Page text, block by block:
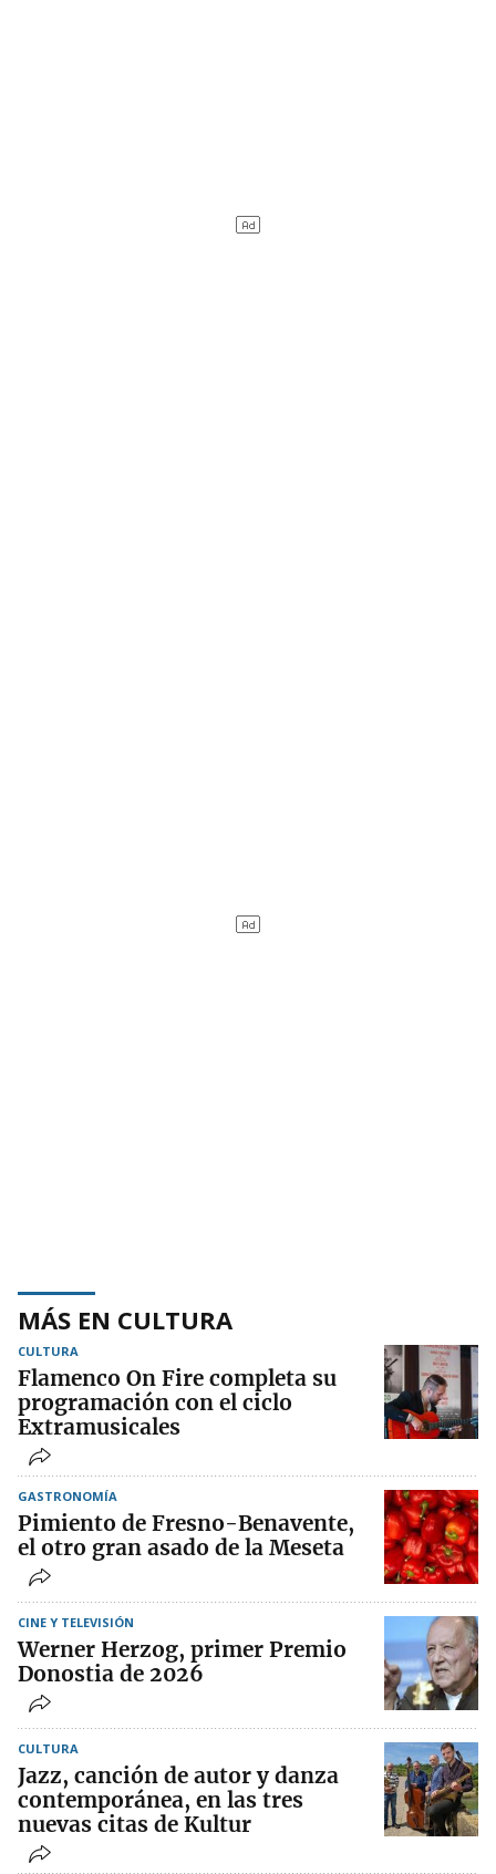
MÁS EN CULTURA
CULTURA
Flamenco On Fire completa su
programación con el ciclo
Extramusicales
GASTRONOMÍA
Pimiento de Fresno-Benavente,
el otro gran asado de la Meseta
CINE Y TELEVISIÓN
Werner Herzog, primer Premio
Donostia de 2026
CULTURA
Jazz, canción de autor y danza
contemporánea, en las tres
nuevas citas de Kultur